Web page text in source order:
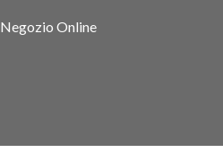
Negozio Online